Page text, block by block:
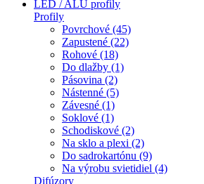
LED / ALU profily
Profily
Povrchové (45)
Zapustené (22)
Rohové (18)
Do dlažby (1)
Pásovina (2)
Nástenné (5)
Závesné (1)
Soklové (1)
Schodiskové (2)
Na sklo a plexi (2)
Do sadrokartónu (9)
Na výrobu svietidiel (4)
Difúzory